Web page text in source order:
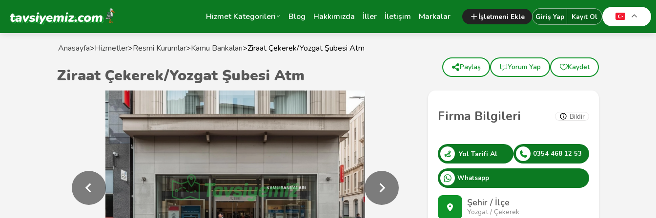
Tavsiyemiz Anasayfa Hizmet Kategorileri Blog Hakkımızda İller İletişim Markalar İşletmeni Ekle Giriş Yap Kayıt Ol
Anasayfa>Hizmetler>Resmi Kurumlar>Kamu Bankaları>Ziraat Çekerek/Yozgat Şubesi Atm
Firma Bilgileri Bildir
Yol Tarifi Al 0354 468 12 53
Whatsapp
Şehir / İlçe
Yozgat / Çekerek
Ziraat Çekerek/Yozgat Şubesi Atm Paylaş Yorum Yap Kaydet